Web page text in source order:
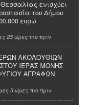
ενισχύει
του Δήμου
ευρώ
23 ώρες πιο πριν
ΑΚΟΛΟΥΘΙΩΝ
ΙΕΡΑΣ ΜΟΝΗΣ
ΑΓΡΑΦΩΝ
3 ώρεςπιο πριν